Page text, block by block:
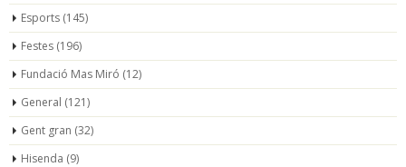
Esports (145)
Festes (196)
Fundació Mas Miró (12)
General (121)
Gent gran (32)
Hisenda (9)